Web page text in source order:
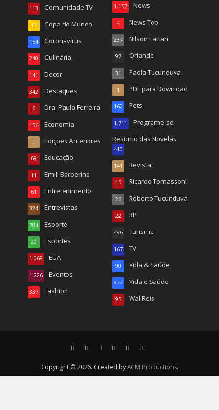
Comunidade TV
113
Copa do Mundo
17
Coronavirus
164
Culinária
240
Decor
141
Destaques
342
Dra. Paula Ferreira
6
Economia
156
Edições Anteriores
1
Educação
68
Emili Barberino
11
Entretenimento
61
Entrevistas
324
Esporte
784
Esportes
20
EUA
1.068
Eventos
1.226
Fashion
337
News
1.157
News Top
4
Nilson Lattari
237
Orlando
97
Paola Tucunduva
31
PDF para Download
1
Pets
162
Programe-se
1.711
Resumo das Novelas
410
Revista
141
Ricardo Tomassoni
15
Roberto Tucunduva
26
RP
22
Turismo
496
TV
167
Vida & Saúde
90
Vida e Saúde
932
Wal Reis
95
Copyright © 2026. Created byACM Productions.